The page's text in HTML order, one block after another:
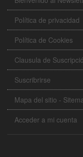
Política de privacidad
Política de Cookies
Clausula de
Suscribrirse
Mapa del sitio -
Acceder a mi cuenta